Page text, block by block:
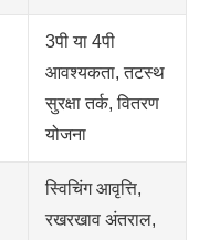
3पी या 4पी
आवश्यकता, तटस्थ
सुरक्षा तर्क, वितरण
योजना
स्विचिंग आवृत्ति,
रखरखाव अंतराल,